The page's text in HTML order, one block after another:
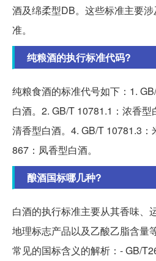
酒及绵柔型DB。这些标准主要
准。
纯粮酒的执行标准代码?
纯粮食酒的标准代号如下：1.
白酒。2. GB/T 10781.1：浓香型
清香型白酒。4. GB/T 10781.3
867：凤香型白酒。
酿酒国标哪几种?
白酒的执行标准主要从其香味、
地理标志产品以及乙酸乙脂含量
常见的国标含义的解析：- GB/